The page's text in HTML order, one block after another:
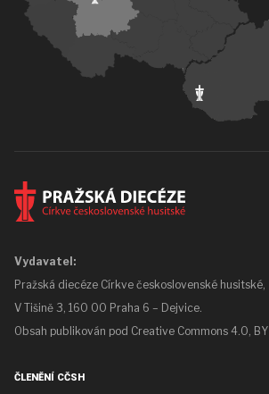
Vydavatel:
Pražská diecéze Církve československé husitské,
V Tišině 3, 160 00 Praha 6 – Dejvice.
Obsah publikován pod Creative Commons 4.0, BY
ČLENĚNÍ CČSH